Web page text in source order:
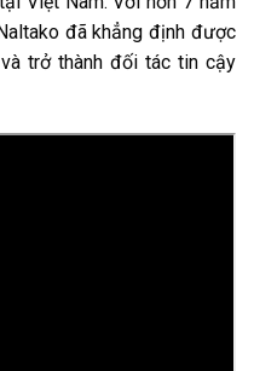
đã khẳng định được
trở thành đối tác tin cậy